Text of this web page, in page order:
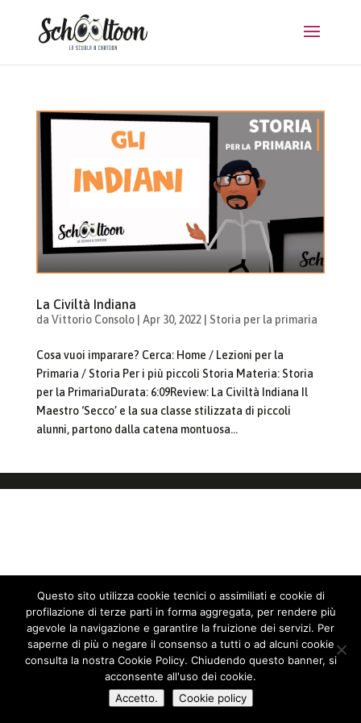
La Civiltà Indiana
da Vittorio Consolo| Apr 30, 2022| Storia per la primaria
Cosa vuoi imparare? Cerca: Home / Lezioni per la
Primaria / Storia Per i più piccoli Storia Materia: Storia
per la PrimariaDurata: 6:09Review: La Civiltà Indiana Il
Maestro ‘Secco’ e la sua classe stilizzata di piccoli
alunni, partono dalla catena montuosa...
Questo sito utilizza cookie tecnici o assimiliati e cookie di
profilazione di terze parti in forma aggregata, per rendere più
agevole la navigazione e garantire la fruizione dei servizi. Per
saperne di più o negare il consenso a tutti o ad alcuni cookie
consulta la nostra Cookie Policy. Chiudendo questo banner, si
acconsente all'uso dei cookie.
Accetto.
Cookie policy